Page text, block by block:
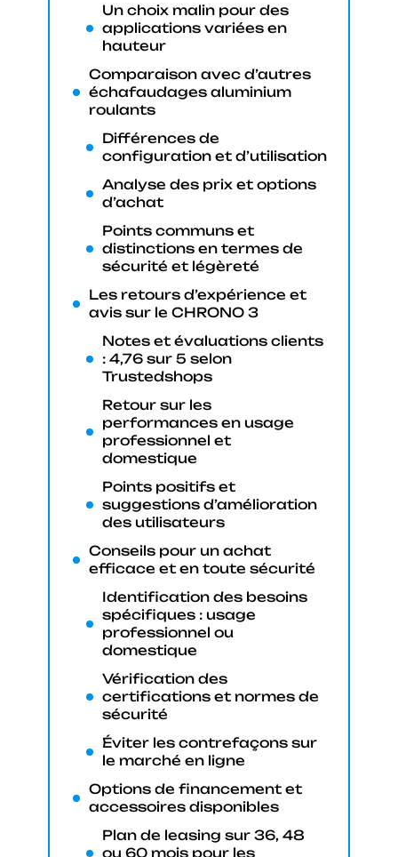
Un choix malin pour des
applications variées en
hauteur
Comparaison avec d’autres
échafaudages aluminium
roulants
Différences de
configuration et d’utilisation
Analyse des prix et options
d’achat
Points communs et
distinctions en termes de
sécurité et légèreté
Les retours d’expérience et
avis sur le CHRONO 3
Notes et évaluations clients
: 4,76 sur 5 selon
Trustedshops
Retour sur les
performances en usage
professionnel et
domestique
Points positifs et
suggestions d’amélioration
des utilisateurs
Conseils pour un achat
efficace et en toute sécurité
Identification des besoins
spécifiques : usage
professionnel ou
domestique
Vérification des
certifications et normes de
sécurité
Éviter les contrefaçons sur
le marché en ligne
Options de financement et
accessoires disponibles
Plan de leasing sur 36, 48
ou 60 mois pour les